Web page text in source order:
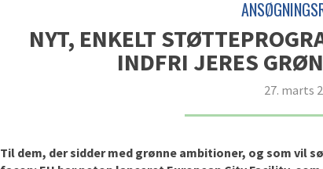
NYT, ENKELT
INDFRI JERES
27. marts
Til dem, der sidder med grønne ambitioner, og som vil